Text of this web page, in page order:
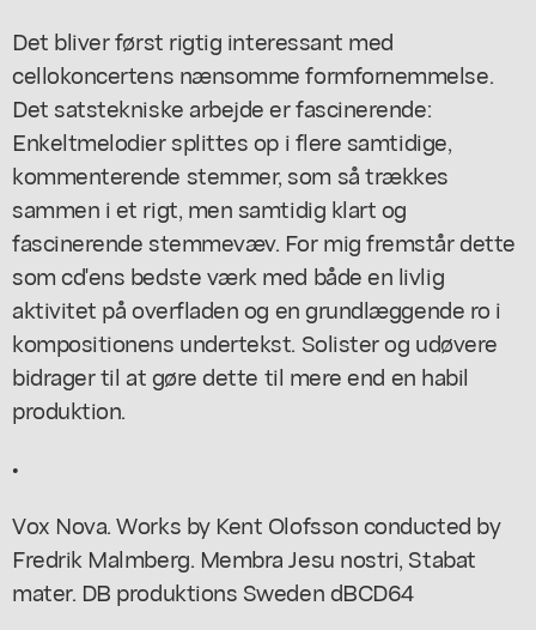
Det bliver først rigtig interessant med
cellokoncertens nænsomme formfornemmelse.
Det satstekniske arbejde er fascinerende:
Enkeltmelodier splittes op i flere samtidige,
kommenterende stemmer, som så trækkes
sammen i et rigt, men samtidig klart og
fascinerende stemmevæv. For mig fremstår dette
som cd'ens bedste værk med både en livlig
aktivitet på overfladen og en grundlæggende ro i
kompositionens undertekst. Solister og udøvere
bidrager til at gøre dette til mere end en habil
produktion.
•
Vox Nova. Works by Kent Olofsson conducted by
Fredrik Malmberg. Membra Jesu nostri, Stabat
mater. DB produktions Sweden dBCD64